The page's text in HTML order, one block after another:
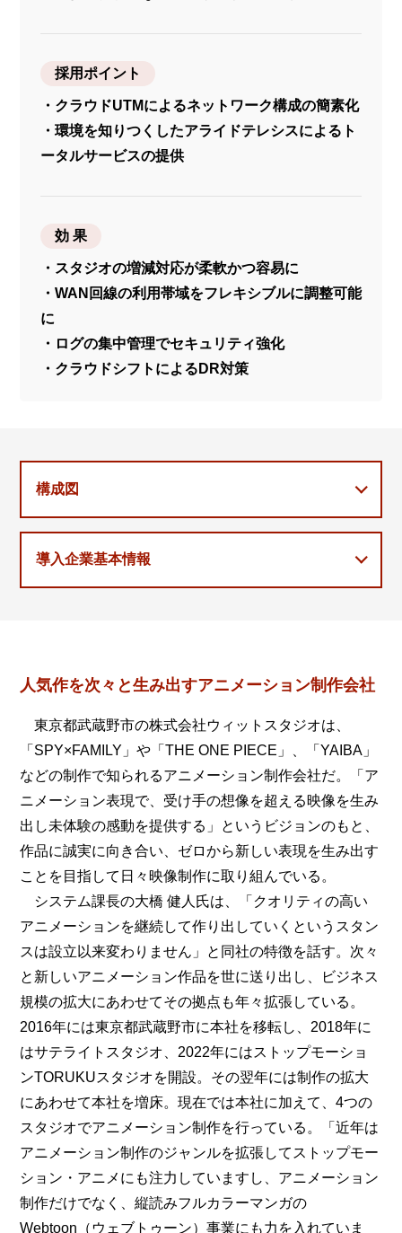
採用ポイント
・クラウドUTMによるネットワーク構成の簡素化
・環境を知りつくしたアライドテレシスによるト
ータルサービスの提供
効 果
・スタジオの増減対応が柔軟かつ容易に
・WAN回線の利用帯域をフレキシブルに調整可能
に
・ログの集中管理でセキュリティ強化
・クラウドシフトによるDR対策
構成図
導入企業基本情報
人気作を次々と生み出すアニメーション制作会社
東京都武蔵野市の株式会社ウィットスタジオは、
「SPY×FAMILY」や「THE ONE PIECE」、「YAIBA」
などの制作で知られるアニメーション制作会社だ。「ア
ニメーション表現で、受け手の想像を超える映像を生み
出し未体験の感動を提供する」というビジョンのもと、
作品に誠実に向き合い、ゼロから新しい表現を生み出す
ことを目指して日々映像制作に取り組んでいる。
システム課長の大橋 健人氏は、「クオリティの高い
アニメーションを継続して作り出していくというスタン
スは設立以来変わりません」と同社の特徴を話す。次々
と新しいアニメーション作品を世に送り出し、ビジネス
規模の拡大にあわせてその拠点も年々拡張している。
2016年には東京都武蔵野市に本社を移転し、2018年に
はサテライトスタジオ、2022年にはストップモーショ
ンTORUKUスタジオを開設。その翌年には制作の拡大
にあわせて本社を増床。現在では本社に加えて、4つの
スタジオでアニメーション制作を行っている。「近年は
アニメーション制作のジャンルを拡張してストップモー
ション・アニメにも注力していますし、アニメーション
制作だけでなく、縦読みフルカラーマンガの
Webtoon（ウェブトゥーン）事業にも力を入れていま